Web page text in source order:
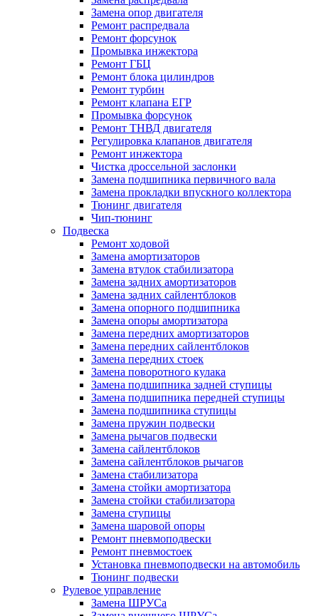
Замена опор двигателя
Ремонт распредвала
Ремонт форсунок
Промывка инжектора
Ремонт ГБЦ
Ремонт блока цилиндров
Ремонт турбин
Ремонт клапана ЕГР
Промывка форсунок
Ремонт ТНВД двигателя
Регулировка клапанов двигателя
Ремонт инжектора
Чистка дроссельной заслонки
Замена подшипника первичного вала
Замена прокладки впускного коллектора
Тюнинг двигателя
Чип-тюнинг
Подвеска
Ремонт ходовой
Замена амортизаторов
Замена втулок стабилизатора
Замена задних амортизаторов
Замена задних сайлентблоков
Замена опорного подшипника
Замена опоры амортизатора
Замена передних амортизаторов
Замена передних сайлентблоков
Замена передних стоек
Замена поворотного кулака
Замена подшипника задней ступицы
Замена подшипника передней ступицы
Замена подшипника ступицы
Замена пружин подвески
Замена рычагов подвески
Замена сайлентблоков
Замена сайлентблоков рычагов
Замена стабилизатора
Замена стойки амортизатора
Замена стойки стабилизатора
Замена ступицы
Замена шаровой опоры
Ремонт пневмоподвески
Ремонт пневмостоек
Установка пневмоподвески на автомобиль
Тюнинг подвески
Рулевое управление
Замена ШРУСа